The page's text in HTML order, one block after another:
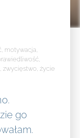
, motywacja,
,
, zwycięstwo, życie
go